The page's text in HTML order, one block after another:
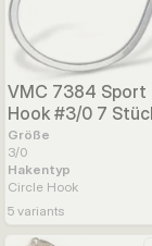
VMC 7384 Sport
Hook #3/0 7
Größe
3/0
Hakentyp
Circle Hook
5 variants